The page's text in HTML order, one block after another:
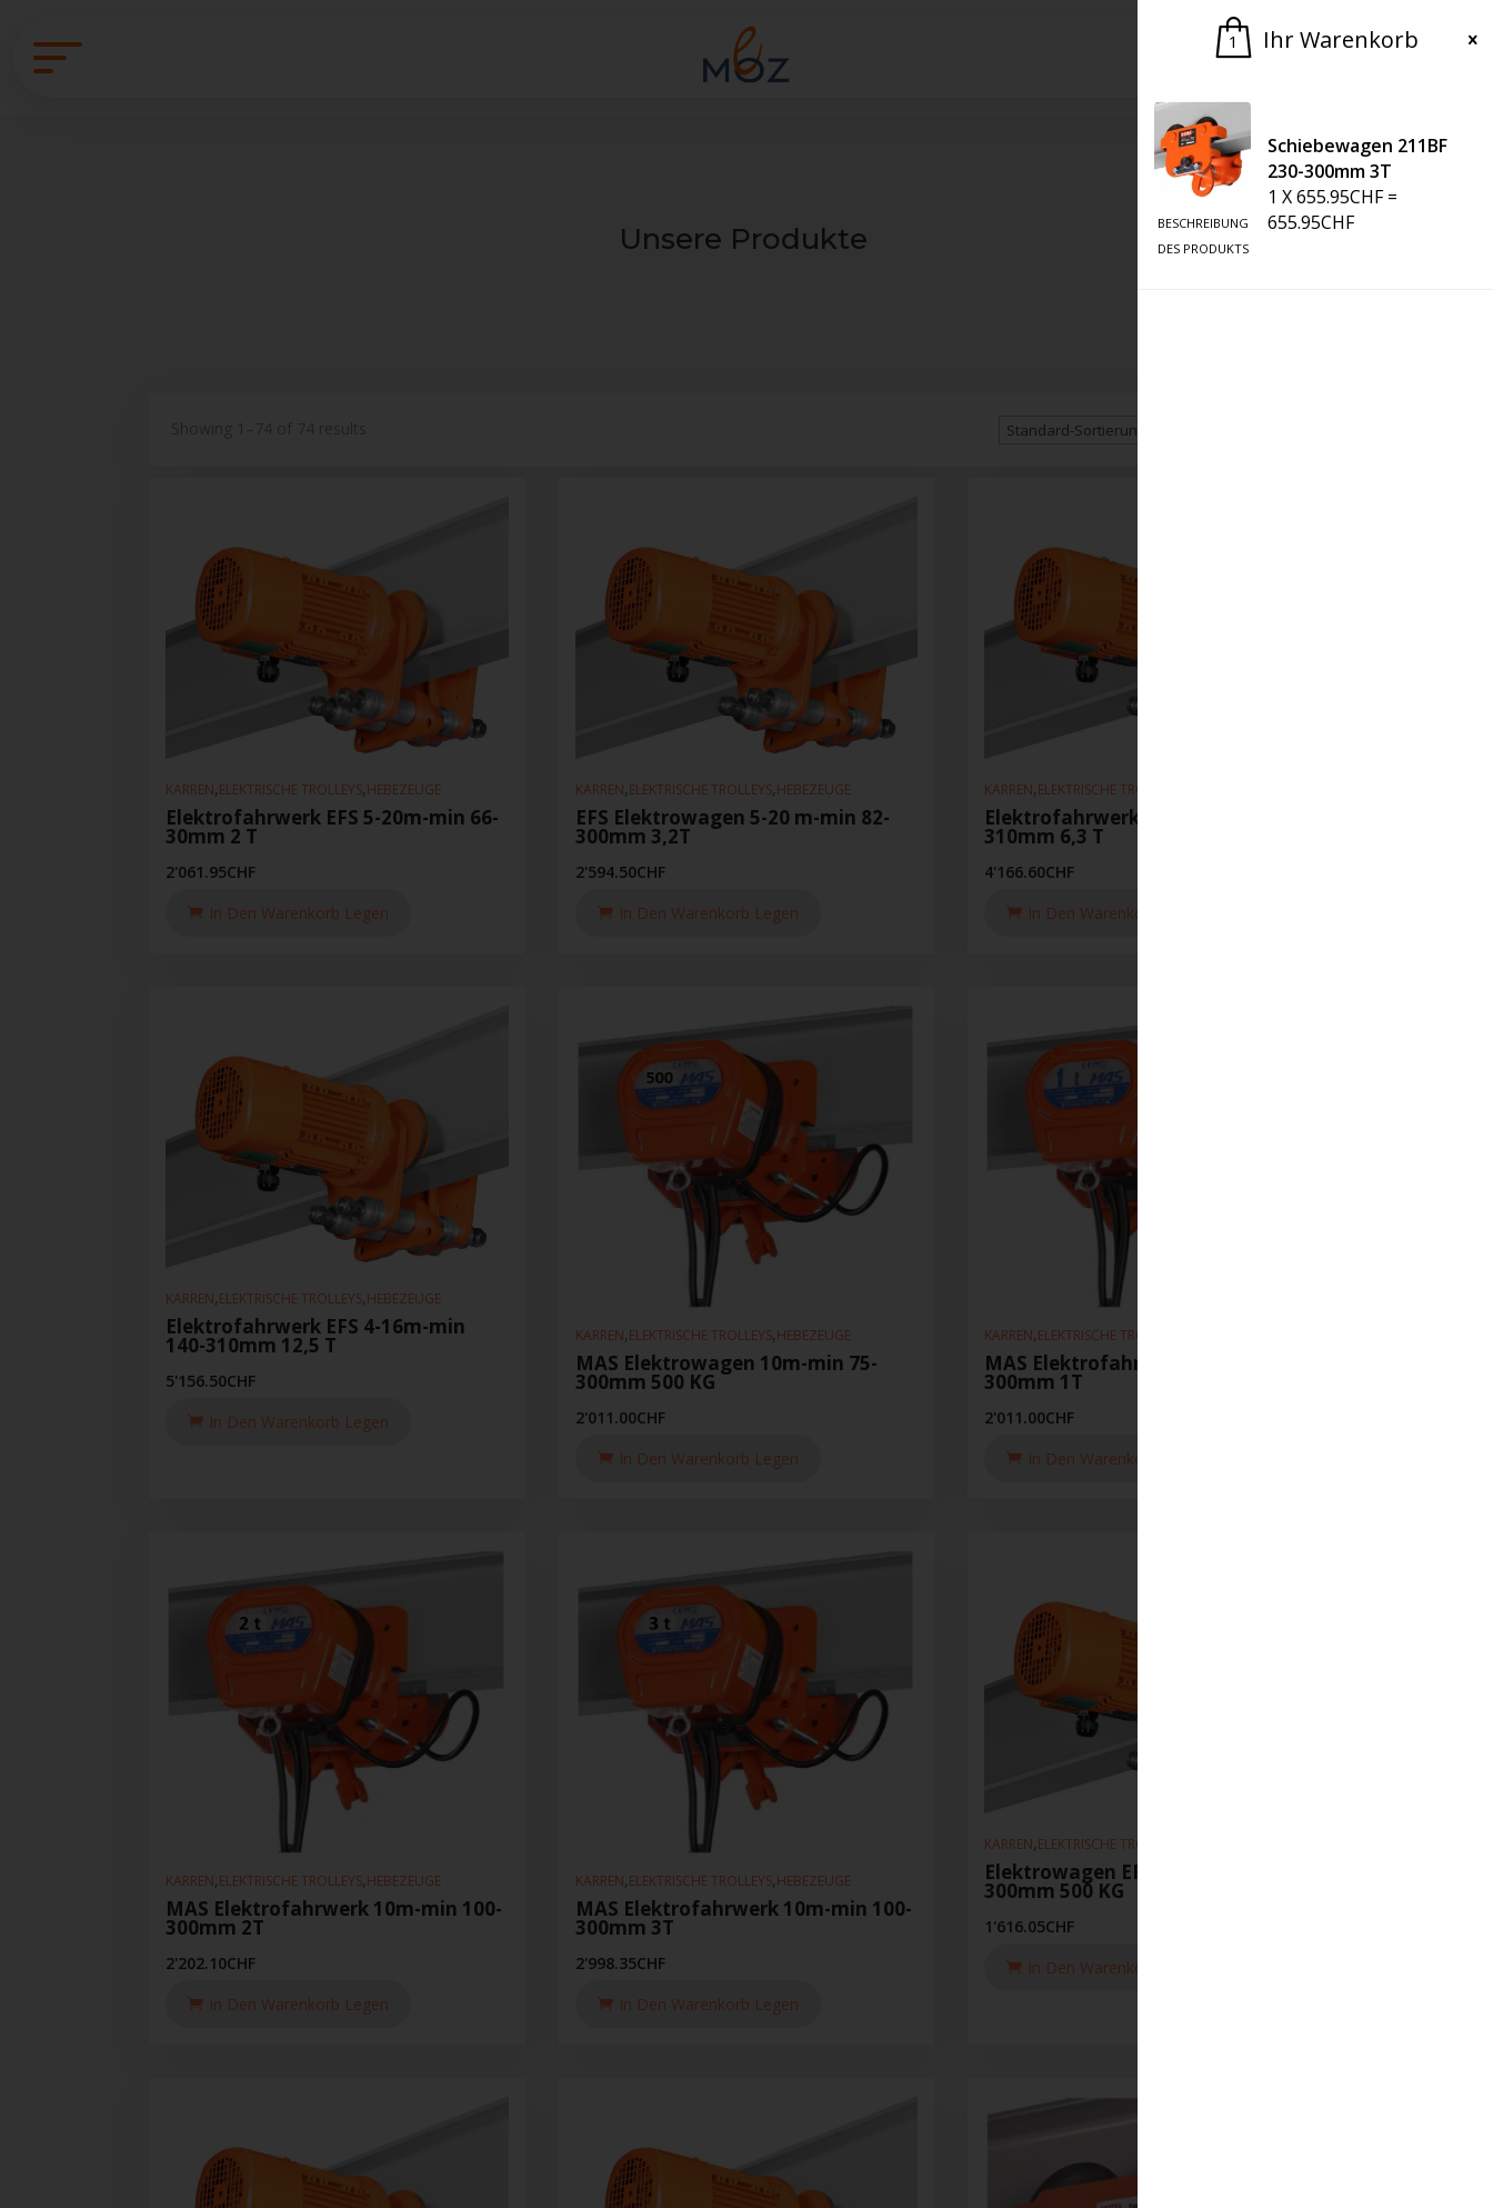
Bitte um ein Angebot
Unsere Produkte
KARREN,ELEKTRISCHE TROLLEYS,HEBEZEUGE
Elektrofahrwerk EFS 5-20m-min 66-
30mm 2 T
2'061.95CHF
In Den Warenkorb Legen
KARREN,ELEKTRISCHE TROLLEYS,HEBEZEUGE
EFS Elektrowagen 5-20 m-min 82-
300mm 3,2T
2'594.50CHF
In Den Warenkorb Legen
KARREN,ELEKTRISCHE TROLLEYS
Elektrofahrwerk EFS 4-16m-min 90-
310mm 6,3 T
4'166.60CHF
In Den Warenkorb Legen
KARREN,ELEKTRISCHE TROLLEYS,HEBEZEUGE
Elektrofahrwerk EFS 4-16m-min
140-310mm 12,5 T
5'156.50CHF
In Den Warenkorb Legen
KARREN,ELEKTRISCHE TROLLEYS,HEBEZEUGE
MAS Elektrowagen 10m-min 75-
300mm 500 KG
2'011.00CHF
In Den Warenkorb Legen
KARREN,ELEKTRISCHE TROLLEYS
MAS Elektrofahrwerk 10m-min 75-
300mm 1T
2'011.00CHF
In Den Warenkorb Legen
KARREN,ELEKTRISCHE TROLLEYS,HEBEZEUGE
MAS Elektrofahrwerk 10m-min 100-
300mm 2T
2'202.10CHF
In Den Warenkorb Legen
KARREN,ELEKTRISCHE TROLLEYS,HEBEZEUGE
MAS Elektrofahrwerk 10m-min 100-
300mm 3T
2'998.35CHF
In Den Warenkorb Legen
KARREN,ELEKTRISCHE TROLLEYS
Elektrowagen EFS 16m-min 50-
300mm 500 KG
1'616.05CHF
In Den Warenkorb Legen
1 Ihr Warenkorb
BESCHREIBUNG
DES PRODUKTS
Schiebewagen 211BF
230-300mm 3T
1 X655.95CHF =
655.95CHF